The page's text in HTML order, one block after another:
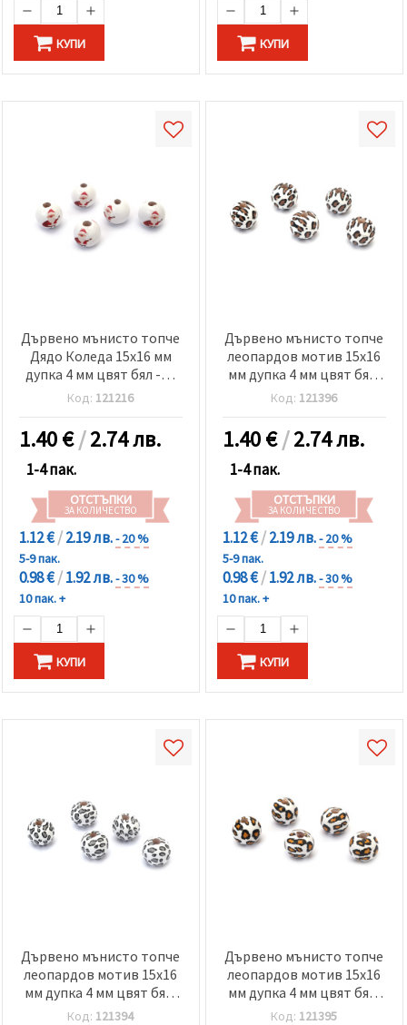
КУПИ КУПИ
Дървено мънисто топче
Дядо Коледа 15x16 мм
дупка 4 мм цвят бял -10
броя
Код: 121216
1.40€/2.74 лв.
1-4 пак.
ОТСТЪПКИ
ЗА КОЛИЧЕСТВО
1.12 €/2.19 лв.- 20 %
5-9 пак.
0.98 €/1.92 лв.- 30 %
10 пак. +
КУПИ
Дървено мънисто топче
леопардов мотив 15x16
мм дупка 4 мм цвят бял,
кафяв -10 броя
Код: 121396
1.40€/2.74 лв.
1-4 пак.
ОТСТЪПКИ
ЗА КОЛИЧЕСТВО
1.12 €/2.19 лв.- 20 %
5-9 пак.
0.98 €/1.92 лв.- 30 %
10 пак. +
КУПИ
Дървено мънисто топче
леопардов мотив 15x16
мм дупка 4 мм цвят бял,
сив -10 броя
Код: 121394
Дървено мънисто топче
леопардов мотив 15x16
мм дупка 4 мм цвят бял,
оранжев -10 броя
Код: 121395